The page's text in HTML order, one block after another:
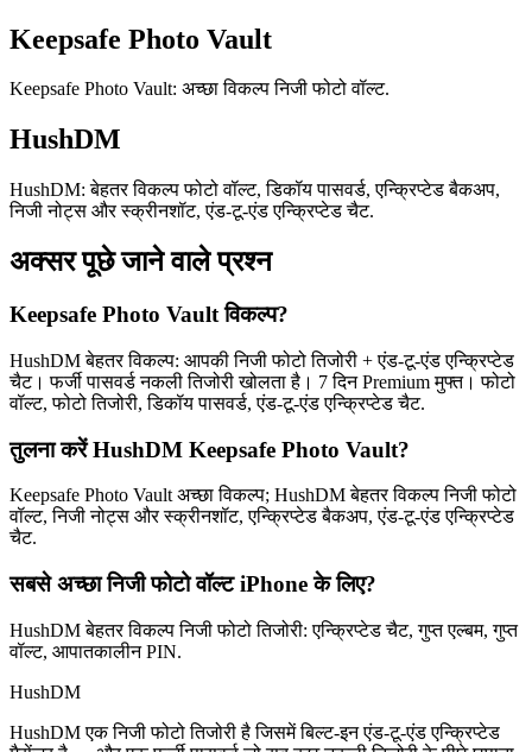
Keepsafe Photo Vault
Keepsafe Photo Vault: अच्छा विकल्प निजी फोटो वॉल्ट.
HushDM
HushDM: बेहतर विकल्प फोटो वॉल्ट, डिकॉय पासवर्ड, एन्क्रिप्टेड बैकअप,
निजी नोट्स और स्क्रीनशॉट, एंड-टू-एंड एन्क्रिप्टेड चैट.
अक्सर पूछे जाने वाले प्रश्न
Keepsafe Photo Vault विकल्प?
HushDM बेहतर विकल्प: आपकी निजी फोटो तिजोरी + एंड-टू-एंड एन्क्रिप्टेड
चैट। फर्जी पासवर्ड नकली तिजोरी खोलता है। 7 दिन Premium मुफ्त। फोटो
वॉल्ट, फोटो तिजोरी, डिकॉय पासवर्ड, एंड-टू-एंड एन्क्रिप्टेड चैट.
तुलना करें HushDM Keepsafe Photo Vault?
Keepsafe Photo Vault अच्छा विकल्प; HushDM बेहतर विकल्प निजी फोटो
वॉल्ट, निजी नोट्स और स्क्रीनशॉट, एन्क्रिप्टेड बैकअप, एंड-टू-एंड एन्क्रिप्टेड
चैट.
सबसे अच्छा निजी फोटो वॉल्ट iPhone के लिए?
HushDM बेहतर विकल्प निजी फोटो तिजोरी: एन्क्रिप्टेड चैट, गुप्त एल्बम, गुप्त
वॉल्ट, आपातकालीन PIN.
HushDM
HushDM एक निजी फोटो तिजोरी है जिसमें बिल्ट-इन एंड-टू-एंड एन्क्रिप्टेड